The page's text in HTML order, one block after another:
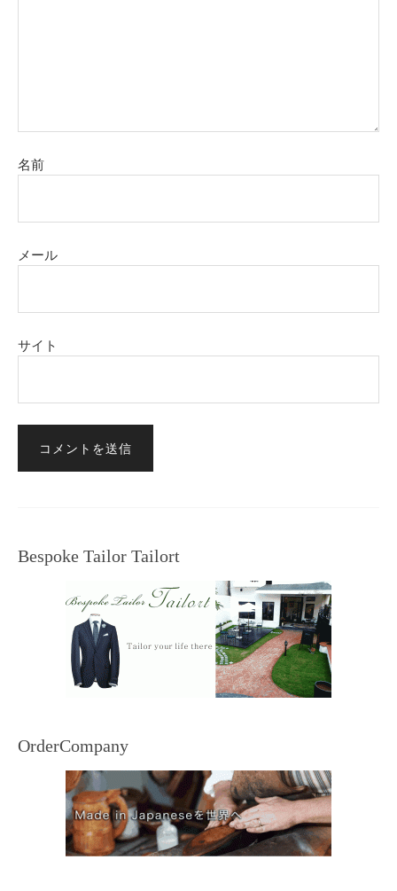
名前
メール
サイト
Bespoke Tailor Tailort
OrderCompany